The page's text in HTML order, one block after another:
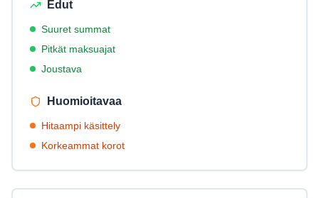
Edut
Suuret summat
Pitkät maksuajat
Joustava
Huomioitavaa
Hitaampi käsittely
Korkeammat korot